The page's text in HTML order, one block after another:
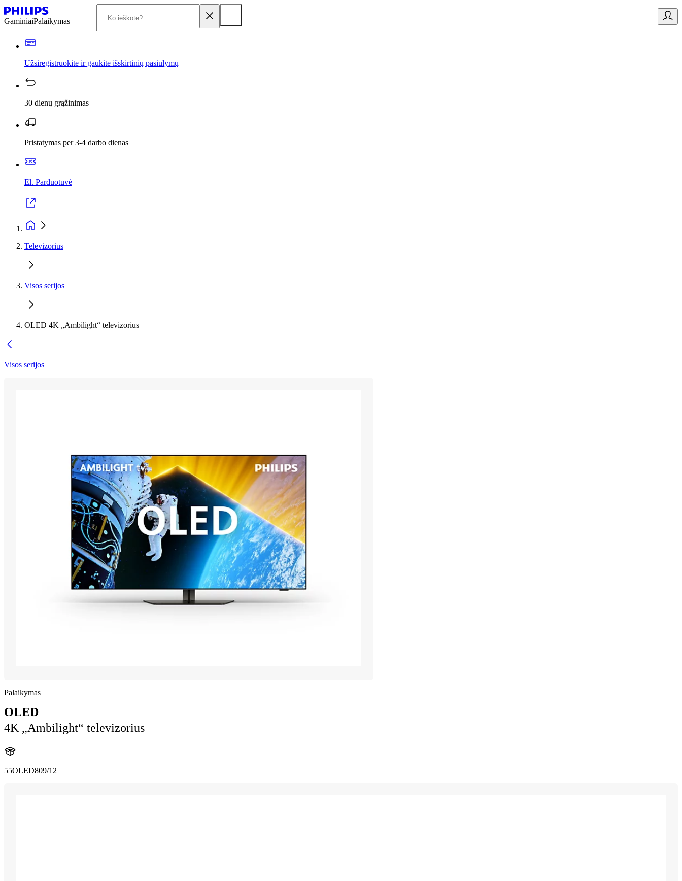
GaminiaiPalaikymas
Užsiregistruokite ir gaukite išskirtinių pasiūlymų
30 dienų grąžinimas
Pristatymas per 3-4 darbo dienas
El. Parduotuvė
Televizorius
Visos serijos
OLED 4K „Ambilight“ televizorius
Visos serijos
Palaikymas
OLED
4K „Ambilight“ televizorius
55OLED809/12